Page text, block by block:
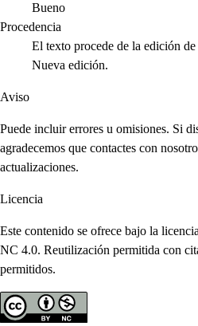
Bueno
Procedencia
El texto procede de la edición
Nueva edición.
Aviso
Puede incluir errores u omisiones. Si
agradecemos que contactes con
actualizaciones.
Licencia
Este contenido se ofrece bajo la
NC 4.0. Reutilización permitida con
permitidos.